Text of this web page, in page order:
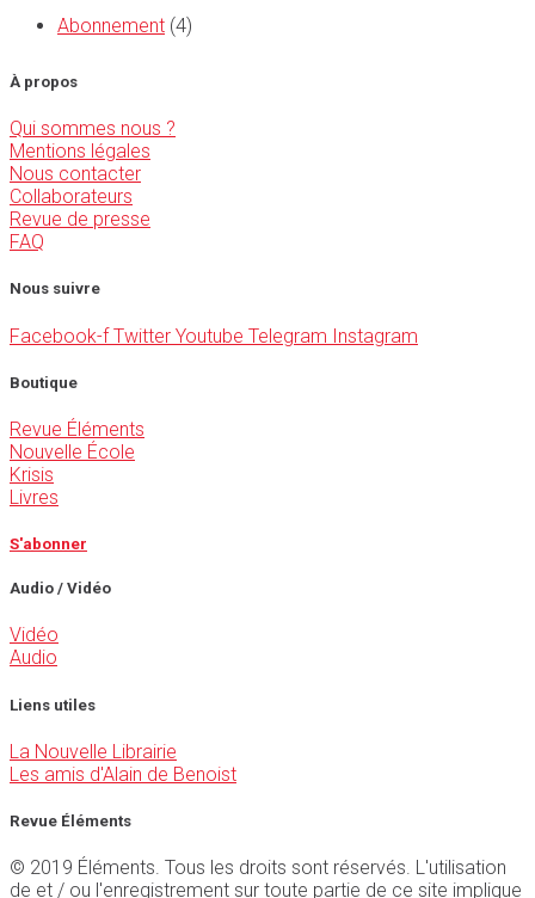
Abonnement (4)
À propos
Qui sommes nous ?
Mentions légales
Nous contacter
Collaborateurs
Revue de presse
FAQ
Nous suivre
Facebook-f Twitter Youtube Telegram Instagram
Boutique
Revue Éléments
Nouvelle École
Krisis
Livres
S'abonner
Audio / Vidéo
Vidéo
Audio
Liens utiles
La Nouvelle Librairie
Les amis d'Alain de Benoist
Revue Éléments
© 2019 Éléments. Tous les droits sont réservés. L'utilisation
de et / ou l'enregistrement sur toute partie de ce site implique